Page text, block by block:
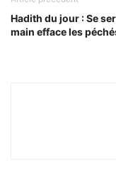
Hadith du jour : Se
main efface les